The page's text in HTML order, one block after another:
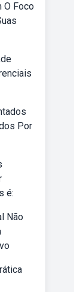
O Foco
Por
é:
Não